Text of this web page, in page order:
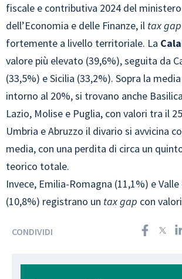
fiscale e contributiva 2024 del ministero
dell’Economia e delle Finanze, il tax gap
fortemente a livello territoriale. La
valore più elevato (39,6%), seguita da
(33,5%) e Sicilia (33,2%). Sopra la
intorno al 20%, si trovano anche
Lazio, Molise e Puglia, con valori tra il
Umbria e Abruzzo il divario si avvicina
media, con una perdita di circa un
teorico totale.
Invece, Emilia-Romagna (11,1%) e Valle
(10,8%) registrano un tax gap con
CONDIVIDI